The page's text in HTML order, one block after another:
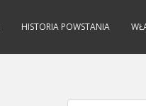
HISTORIA POWSTANIA